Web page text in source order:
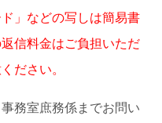
」などの写しは簡易書
信料金はご負担いただ
ださい。
務室庶務係までお問い